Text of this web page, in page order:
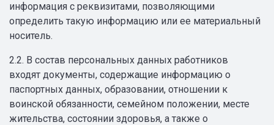
информация с реквизитами, позволяющими
определить такую информацию или ее материальный
носитель.
2.2. В состав персональных данных работников
входят документы, содержащие информацию о
паспортных данных, образовании, отношении к
воинской обязанности, семейном положении, месте
жительства, состоянии здоровья, а также о